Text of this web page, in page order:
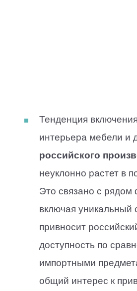
Тенденция
интерьера мебели и
российского
неуклонно растет в
Это связано с рядом
включая уникальный
привносит
доступность по
импортными
общий интерес к